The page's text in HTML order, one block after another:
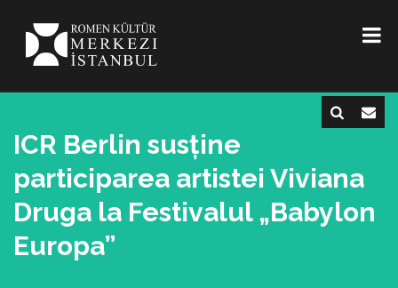
ICR Berlin susține
participarea artistei Viviana
Druga la Festivalul „Babylon
Europa”